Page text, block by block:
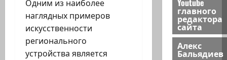
Одним из наиболее
наглядных примеров
искусственности
регионального
устройства является
главного
редактора
сайта
Алекс
Бальядиев